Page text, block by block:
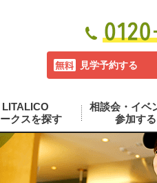
見学予約する
LITALICO
クスを探す
相談会・イベ
参加する